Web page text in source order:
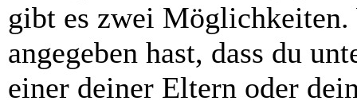
gibt es zwei
angegeben hast, dass du
einer deiner Eltern oder